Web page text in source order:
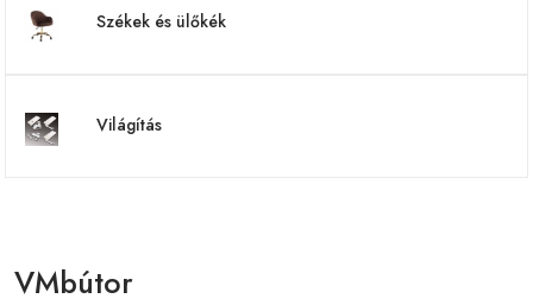
Székek és ülőkék
Világítás
VMbútor